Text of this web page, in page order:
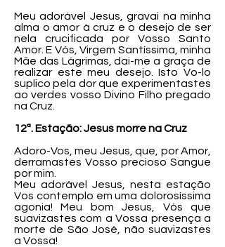
Meu adorável Jesus, gravai na minha
alma o amor à cruz e o desejo de ser
nela crucificada por Vosso Santo
Amor. E Vós, Virgem Santíssima, minha
Mãe das Lágrimas, dai-me a graça de
realizar este meu desejo. Isto Vo-lo
suplico pela dor que experimentastes
ao verdes vosso Divino Filho pregado
na Cruz.
12ª. Estação: Jesus morre na Cruz
Adoro-Vos, meu Jesus, que, por Amor,
derramastes Vosso precioso Sangue
por mim.
Meu adorável Jesus, nesta estação
Vos contemplo em uma dolorosíssima
agonia! Meu bom Jesus, Vós que
suavizastes com a Vossa presença a
morte de São José, não suavizastes
a Vossa!